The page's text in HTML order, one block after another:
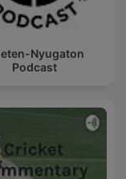
Nyugaton
Podcast